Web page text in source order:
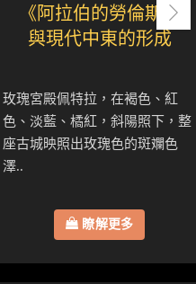
《阿拉伯的勞倫斯》
與現代中東的形成
玫瑰宮殿佩特拉，在褐色、紅
色、淡藍、橘紅，斜陽照下，整
座古城映照出玫瑰色的斑斕色
澤..
瞭解更多